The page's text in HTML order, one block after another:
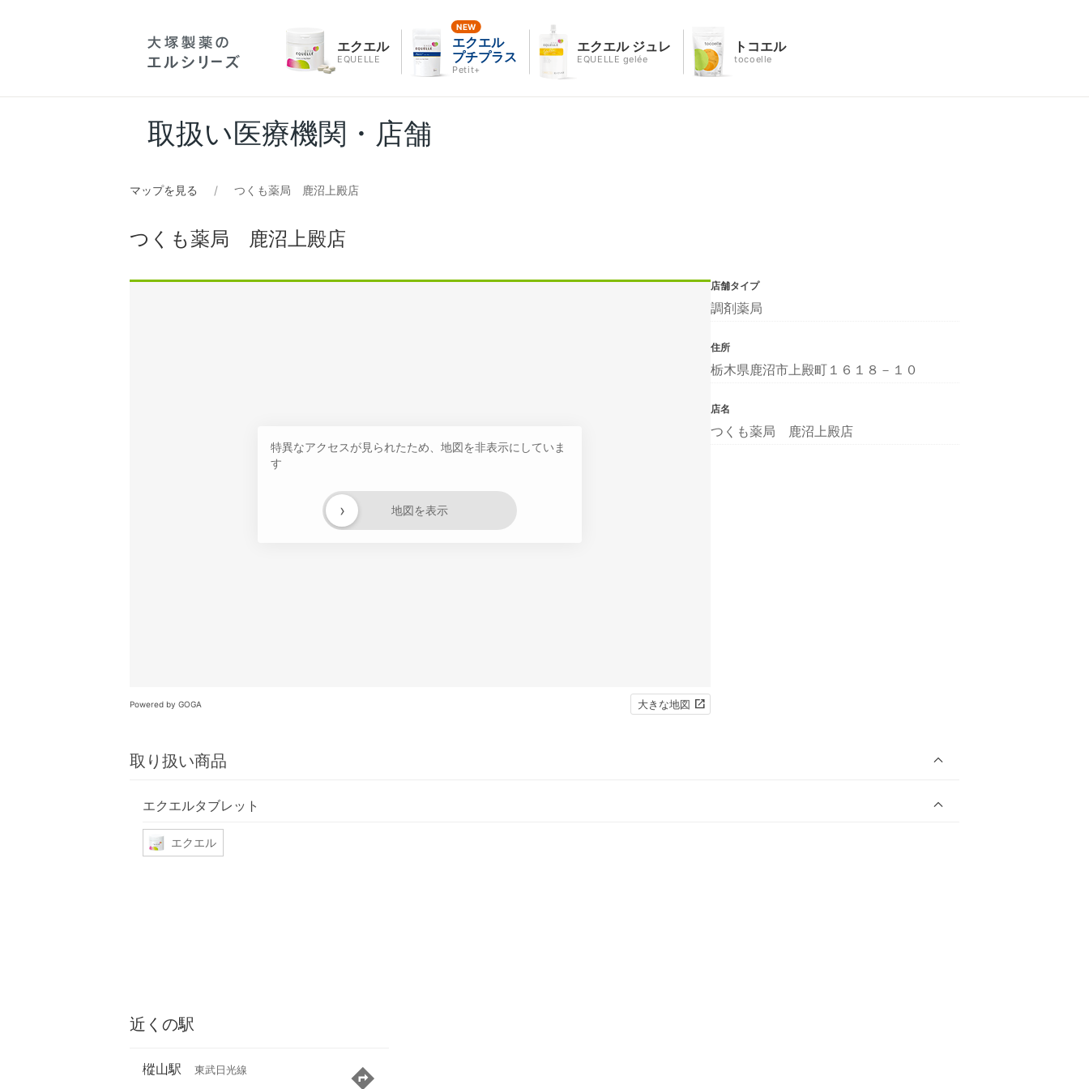
エクエル
EQUELLE
エクエル
プチプラス
Petit+
エクエル ジュレ
EQUELLE gelée
トコエル
tocoelle
取扱い医療機関・店舗
マップを見る つくも薬局 鹿沼上殿店
つくも薬局 鹿沼上殿店
特異なアクセスが見られたため、地図を非表示にしていま
す
地図を表示
›
Powered by GOGA 大きな地図
取り扱い商品
エクエルタブレット
エクエル
店舗タイプ
調剤薬局
住所
栃木県鹿沼市上殿町１６１８－１０
店名
つくも薬局 鹿沼上殿店
近くの駅
樅山駅 東武日光線